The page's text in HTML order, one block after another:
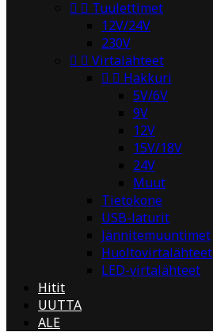
  Tuulettimet
12V/24V
230V
  Virtalähteet
  Hakkuri
5V/6V
9V
12V
15V/18V
24V
Muut
Tietokone
USB-laturit
Jännitemuuntimet
Huoltovirtalähteet
LED-virtalähteet
Hitit
UUTTA
ALE